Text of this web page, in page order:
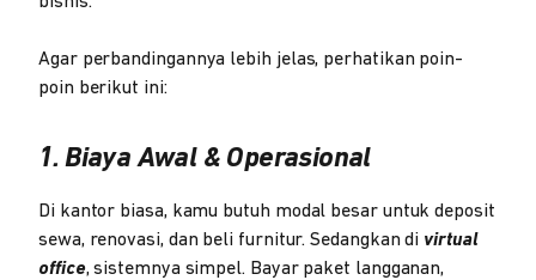
Agar perbandingannya lebih jelas, perhatikan poin-
poin berikut ini:
1. Biaya Awal & Operasional
Di kantor biasa, kamu butuh modal besar untuk deposit
sewa, renovasi, dan beli furnitur. Sedangkan di virtual
office, sistemnya simpel. Bayar paket langganan,